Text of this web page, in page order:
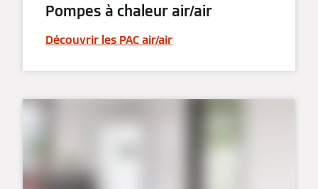
Pompes à chaleur air/air
Découvrir les PAC air/air